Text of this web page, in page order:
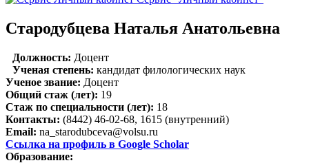
Стародубцева Наталья Анатольевна
Должность: Доцент
Ученая степень: кандидат филологических наук
Ученое звание: Доцент
Общий стаж (лет): 19
Стаж по специальности (лет): 18
Контакты: (8442) 46-02-68, 1615 (внутренний)
Email: na_starodubceva@volsu.ru
Ссылка на профиль в Google Scholar
Образование: